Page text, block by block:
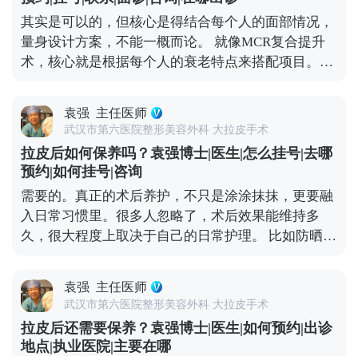
口，饮食清淡软烂一些。出院后可以散散步，但一个
月内别做跑步、游泳、力量训练这些剧烈运动，避免
影响伤口愈合。 总的来说，只要选对医生、做好护
理，拉皮切口愈合大多都很理想，不用过度焦虑。 想
体平台（公众号、百家号、小红薯）预约面诊，详细
了解。
其实是可以的，但核心是得结合每个人的面部情况，
量身设计方案，不能一概而论。 就像MCR复合提升
术，核心就是根据每个人的衰老特点来搭配项目。拉
很明显，比如上眼皮松、眼角往下掉，或者眼袋突
出，这种时候单做拉皮就不够全面了。 所以要是眼周
问题突出，拉皮的时候可以考虑联合提眉、双眼皮或
者祛眼袋手术。比如提眉能顺便改善眉形和上眼皮松
弛，祛眼袋分内路和外路，内路适合单纯脂肪膨出
的，外路适合皮肤也松的。至于是不是要一起做，得
看具体的面部条件和想要的效果。 不过有个小建议，
要是时间充裕，分阶段做会更稳妥。先做拉皮把整体
再针对性调整眼周，这样最终效果会更协调自然。 想
知道更多关于MCR复合提升术的问题，可以去官方媒
体平台（公众号、百家号、小红薯）预约面诊，详细
了解。
袁强 主任医师
武汉市第六医院整形美容外科 大拉皮手术
拉皮后如何保养吗？袁强博士|医生|怎么挂号|去哪
预约|如何挂号|咨询
需要的。真正的术后养护，不只是涂涂抹抹，更要融
入日常习惯里。很多人忽略了，术后效果能维持多
久，很大程度上取决于自己的日常护理。 比如防晒，
元凶，术后如果不做好防晒，不仅容易出现色素沉
着，还会加速胶原分解，让皮肤提前松弛。还有作息
和饮食，长期熬夜、吃太多甜食，会让皮肤炎症加
重、氧化加快，不仅容易暗沉，还可能让松弛问题复
袁强 主任医师
武汉市第六医院整形美容外科 大拉皮手术
拉皮后还需要保养？袁强博士|医生|如何预约|出诊
地点|执业医院|主要在哪